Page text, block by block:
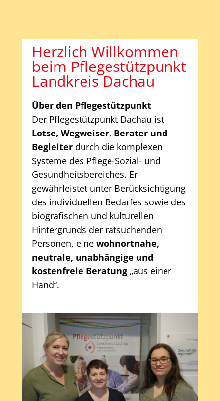
Herzlich Willkommen
beim Pflegestützpunkt
Landkreis Dachau
Über den Pflegestützpunkt
Der Pflegestützpunkt Dachau ist
Lotse, Wegweiser, Berater und
Begleiterdurch die komplexen
Systeme des Pflege-Sozial- und
Gesundheitsbereiches. Er
gewährleistet unter Berücksichtigung
des individuellen Bedarfes sowie des
biografischen und kulturellen
Hintergrunds der ratsuchenden
Personen, eine wohnortnahe,
neutrale, unabhängige und
kostenfreie Beratung„aus einer
Hand“.